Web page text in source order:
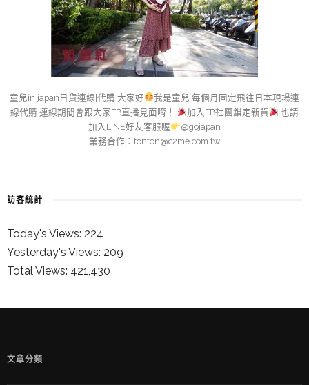
童兒in japan日貨連線|代購 大家好
我是童兒 每個月固定飛往日本現場連
線代購 連線期間會跟大家FB直播見面唷！
加入FB社團鎖定新貨
也請
加入LINE好友客服喔
@gojapan
業務合作： tonton@c2me.com.tw
訪客統計
Today's Views: 224
Yesterday's Views: 209
Total Views: 421,430
童兒的 INSTAGRAM
文章分類